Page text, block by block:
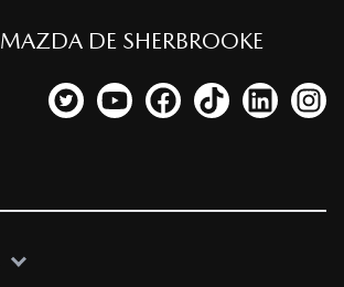
MAZDA DE SHERBROOKE
Lien vers notre compte Twitter
Lien vers notre chaîne
Lien vers notre page
Lien vers notre
Lien vers
Lien